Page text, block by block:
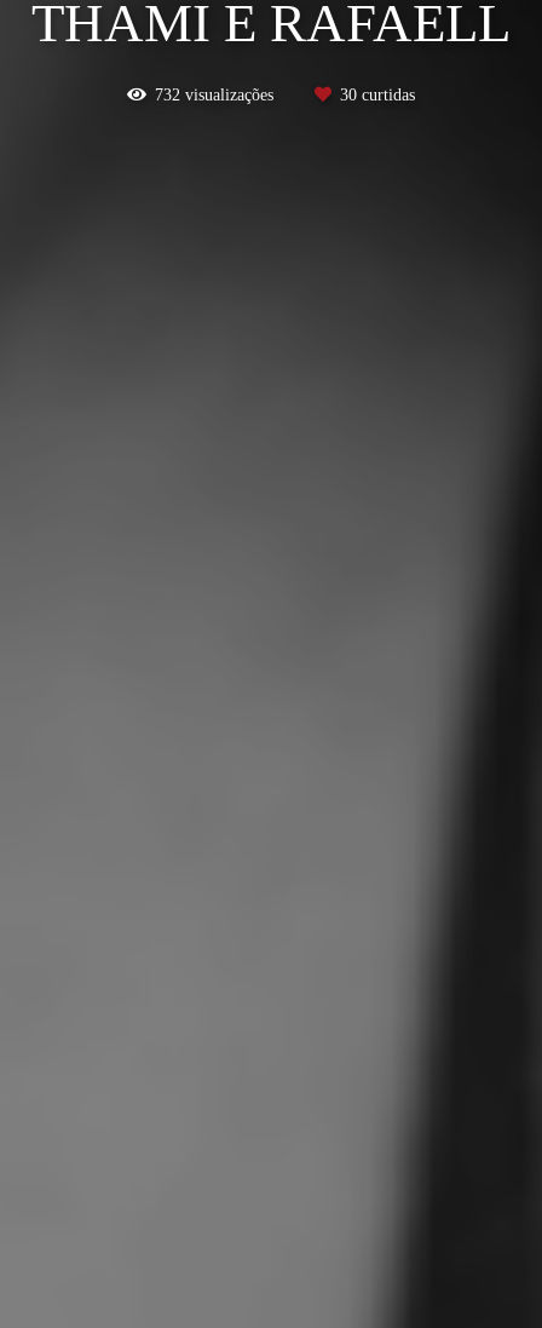
THAMI E RAFAELL
732 visualizações 30 curtidas